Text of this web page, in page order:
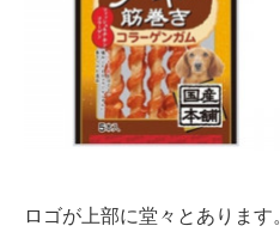
ロゴが上部に堂々とあります。